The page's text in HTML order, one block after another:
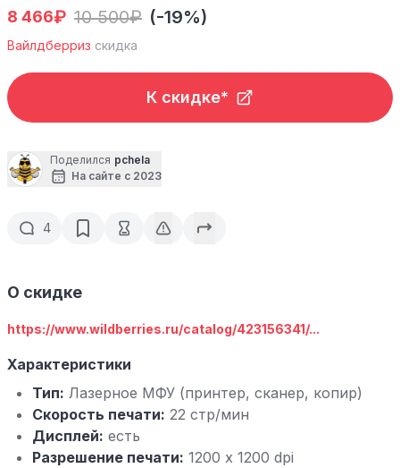
8 466₽ 10 500₽ (-19%)
Вайлдберриз скидка
К скидке*
Поделился pchela
На сайте с 2023
4
О скидке
https://www.wildberries.ru/catalog/423156341/...
Характеристики
Тип: Лазерное МФУ (принтер, сканер, копир)
Скорость печати: 22 стр/мин
Дисплей: есть
Разрешение печати: 1200 x 1200 dpi